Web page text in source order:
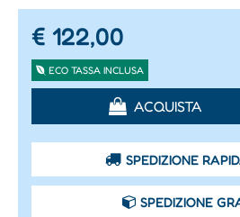
€ 122,00
ECO TASSA INCLUSA
ACQUISTA
SPEDIZIONE
SPEDIZIONE